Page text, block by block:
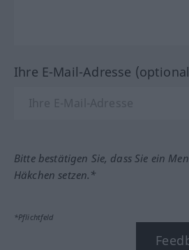
Ihre E-Mail-Adresse
Bitte bestätigen Sie, dass Sie ein
Häkchen setzen.*
*Pflichtfeld